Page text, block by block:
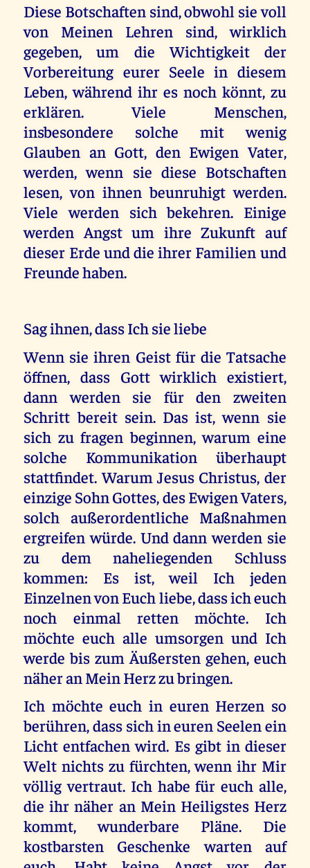
Diese Botschaften sind, obwohl sie voll
von Meinen Lehren sind, wirklich
gegeben, um die Wichtigkeit der
Vorbereitung eurer Seele in diesem
Leben, während ihr es noch könnt, zu
erklären. Viele Menschen,
insbesondere solche mit wenig
Glauben an Gott, den Ewigen Vater,
werden, wenn sie diese Botschaften
lesen, von ihnen beunruhigt werden.
Viele werden sich bekehren. Einige
werden Angst um ihre Zukunft auf
dieser Erde und die ihrer Familien und
Freunde haben.
Sag ihnen, dass Ich sie liebe
Wenn sie ihren Geist für die Tatsache
öffnen, dass Gott wirklich existiert,
dann werden sie für den zweiten
Schritt bereit sein. Das ist, wenn sie
sich zu fragen beginnen, warum eine
solche Kommunikation überhaupt
stattfindet. Warum Jesus Christus, der
einzige Sohn Gottes, des Ewigen Vaters,
solch außerordentliche Maßnahmen
ergreifen würde. Und dann werden sie
zu dem naheliegenden Schluss
kommen: Es ist, weil Ich jeden
Einzelnen von Euch liebe, dass ich euch
noch einmal retten möchte. Ich
möchte euch alle umsorgen und Ich
werde bis zum Äußersten gehen, euch
näher an Mein Herz zu bringen.
Ich möchte euch in euren Herzen so
berühren, dass sich in euren Seelen ein
Licht entfachen wird. Es gibt in dieser
Welt nichts zu fürchten, wenn ihr Mir
völlig vertraut. Ich habe für euch alle,
die ihr näher an Mein Heiligstes Herz
kommt, wunderbare Pläne. Die
kostbarsten Geschenke warten auf